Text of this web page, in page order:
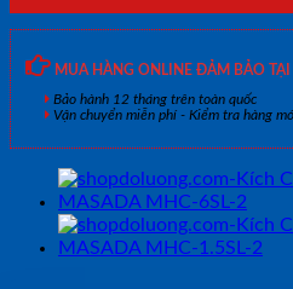
MUA HÀNG ONLINE ĐẢM BẢO TẠI
Bảo hành 12 tháng trên toàn quốc
Vận chuyển miễn phí - Kiểm tra hàng